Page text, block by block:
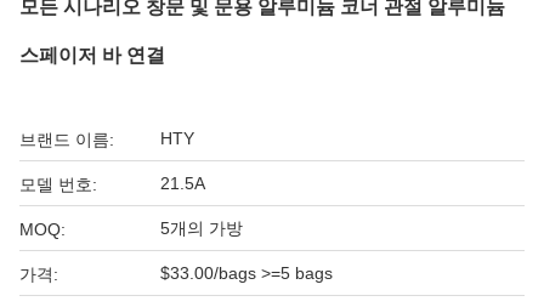
모든 시나리오 창문 및 문용 알루미늄 코너 관절 알루미늄
스페이저 바 연결
브랜드 이름: HTY
모델 번호: 21.5A
MOQ: 5개의 가방
가격: $33.00/bags >=5 bags